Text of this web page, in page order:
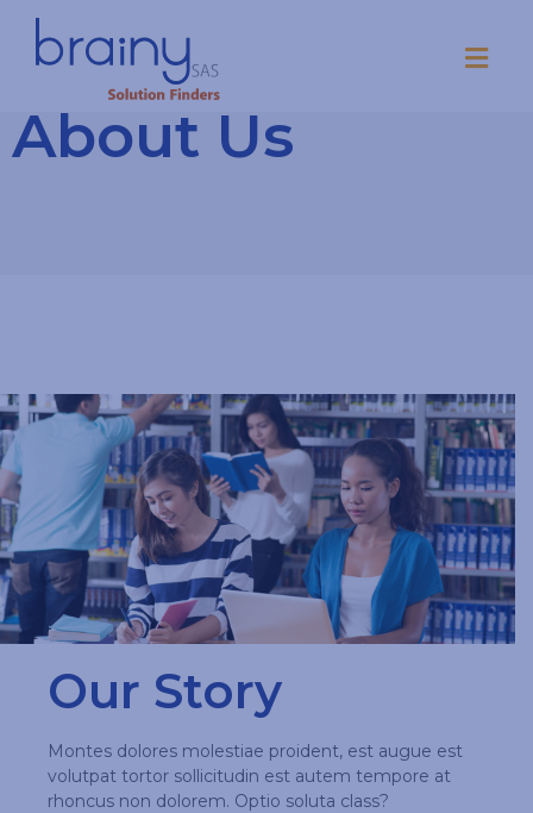
About Us
Our Story
Montes dolores molestiae proident, est augue est
volutpat tortor sollicitudin est autem tempore at
rhoncus non dolorem. Optio soluta class?